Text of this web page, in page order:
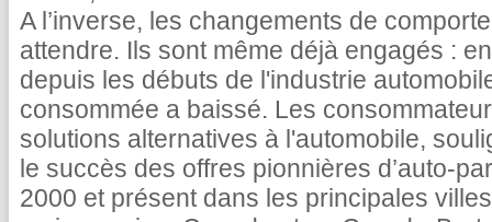
A l’inverse, les changements de
attendre. Ils sont même déjà engagés :
depuis les débuts de l'industrie
consommée a baissé. Les
solutions alternatives à l'automobile,
le succès des offres pionnières d’auto-
2000 et présent dans les principales